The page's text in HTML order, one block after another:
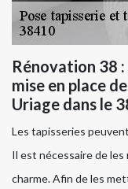
Rénovation 38
mise en place
Uriage dans le
Les tapisseries
Il est nécessaire de
charme. Afin de les